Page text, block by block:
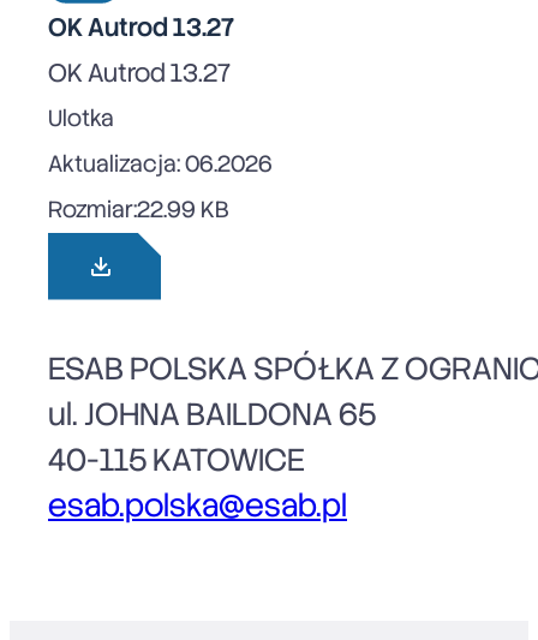
OK Autrod 13.27
OK Autrod 13.27
Ulotka
Aktualizacja: 06.2026
Rozmiar:22.99 KB
ESAB POLSKA SPÓŁKA Z
ul. JOHNA BAILDONA 65
40-115 KATOWICE
esab.polska@esab.pl